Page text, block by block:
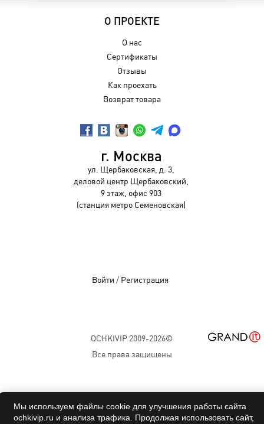
О ПРОЕКТЕ
О нас
Сертификаты
Отзывы
Как проехать
Возврат товара
г. Москва
ул. Щербаковская, д. 3,
деловой центр Щербаковский,
9 этаж, офис 903
(станция метро Семеновская)
Войти / Регистрация
OCHKIVIP 2009-2026©
Все права защищены
Мы используем файлы cookie для улучшения работы сайта
ochkivip.ru и анализа трафика. Продолжая использовать сайт,